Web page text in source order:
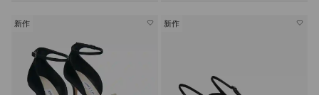
新作 新作